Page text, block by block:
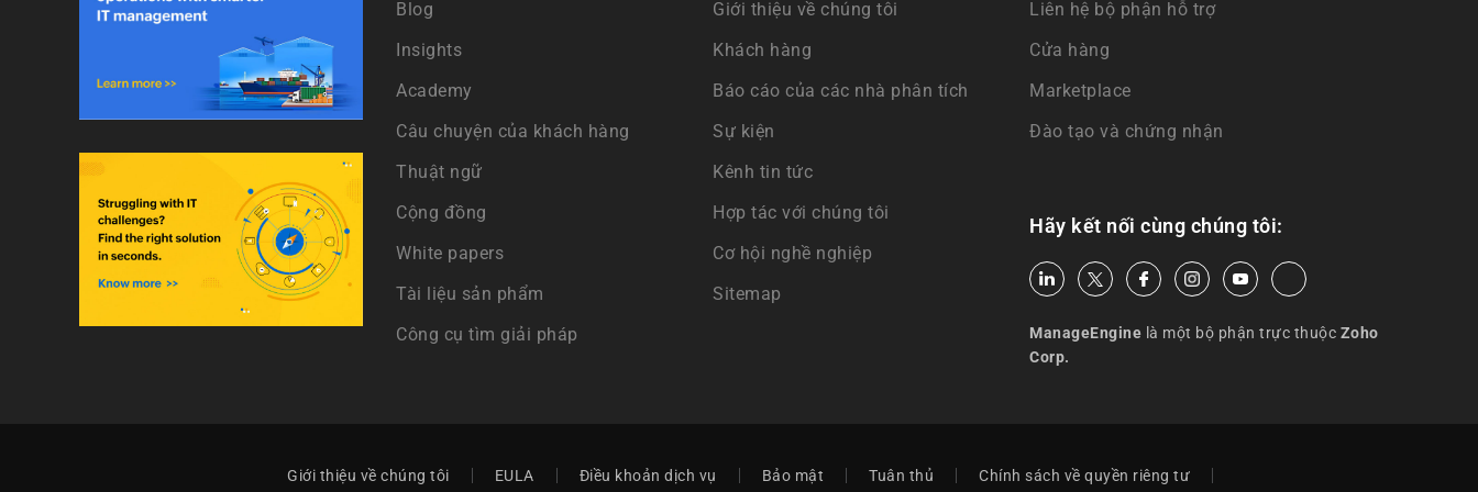
Blog
Insights
Academy
Câu chuyện của khách hàng
Thuật ngữ
Cộng đồng
White papers
Tài liệu sản phẩm
Công cụ tìm giải pháp
Giới thiệu về chúng tôi
Khách hàng
Báo cáo của các nhà phân tích
Sự kiện
Kênh tin tức
Hợp tác với chúng tôi
Cơ hội nghề nghiệp
Sitemap
Liên hệ bộ phận hỗ trợ
Cửa hàng
Marketplace
Đào tạo và chứng nhận
Hãy kết nối cùng chúng tôi:
ManageEngine là một bộ phận trực thuộc Zoho
Corp.
Giới thiệu về chúng tôi EULA Điều khoản dịch vụ Bảo mật Tuân thủ Chính sách về quyền riêng tư